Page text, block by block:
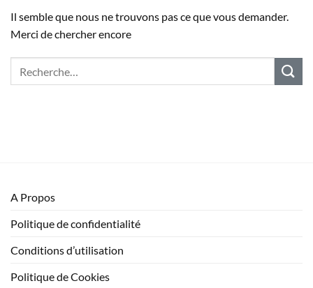
Il semble que nous ne trouvons pas ce que vous demander.
Merci de chercher encore
A Propos
Politique de confidentialité
Conditions d’utilisation
Politique de Cookies